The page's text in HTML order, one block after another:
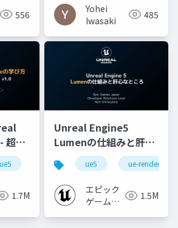
556
Yohei
Iwasaki
485
超初
v1.0
ue5 ue-beginner
1.7M
Unreal Engine5
Lumenの仕組みと肝心
なところ
ue5 ue-rendering
エピック
ゲームズ
1.5M